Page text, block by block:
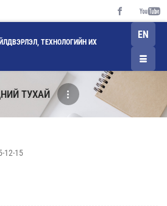
ТЕХНОЛОГИЙН ИХ
EN
ТУХАЙ
12-15